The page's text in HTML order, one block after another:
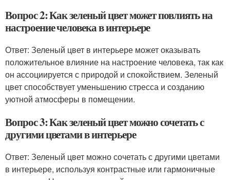
Вопрос 2: Как зеленый цвет может повлиять на
настроение человека в интерьере
Ответ: Зеленый цвет в интерьере может оказывать
положительное влияние на настроение человека, так как
он ассоциируется с природой и спокойствием. Зеленый
цвет способствует уменьшению стресса и созданию
уютной атмосферы в помещении.
Вопрос 3: Как зеленый цвет можно сочетать с
другими цветами в интерьере
Ответ: Зеленый цвет можно сочетать с другими цветами
в интерьере, используя контрастные или гармоничные